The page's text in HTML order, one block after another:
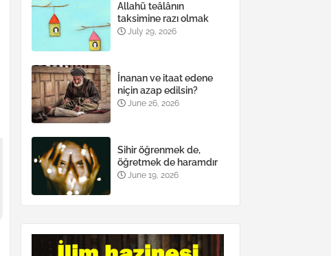
Allahü teâlânın
taksimine razı olmak
July 29, 2026
İnanan ve itaat edene
niçin azap edilsin?
June 26, 2026
Sihir öğrenmek de,
öğretmek de haramdır
June 19, 2026